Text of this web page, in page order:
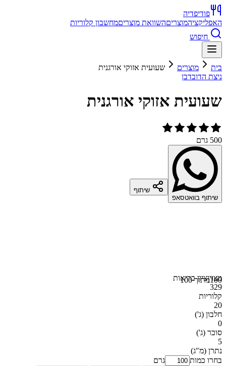
פודיפדיה
האפליקציהמוצריםהשוואת מוצריםמחשבון קלוריות
חיפוש
בית מוצרים
שעועית אזוקי אורגנית
ניצת הדובדבן
שעועית אזוקי אורגנית
500 גרם
שיתוף בוואטסאפ
שיתוף
100מתוך 100מצויןציון בריאות
329
קלוריות
20
חלבון (ג')
0
סוכר (ג')
5
נתרן (מ"ג)
בחרו כמות
גרם